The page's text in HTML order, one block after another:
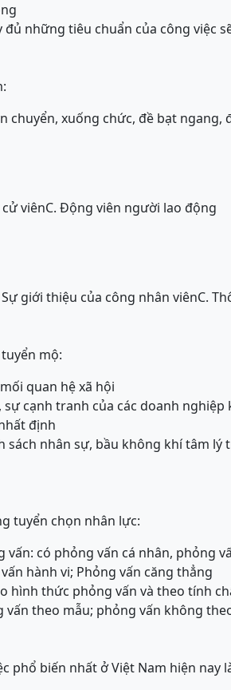
những tiêu chuẩn của công việc
chuyển, xuống chức, đề bạt ngang,
viênC. Động viên người lao động
Sự giới thiệu của công nhân viênC.
mộ:
quan hệ xã hội
cạnh tranh của các doanh nghiệp
định
sách nhân sự, bầu không khí tâm
tuyển chọn nhân lực:
có phỏng vấn cá nhân, phỏng
hành vi; Phỏng vấn căng thẳng
hình thức phỏng vấn và theo tính
vấn theo mẫu; phỏng vấn không
phổ biến nhất ở Việt Nam hiện nay